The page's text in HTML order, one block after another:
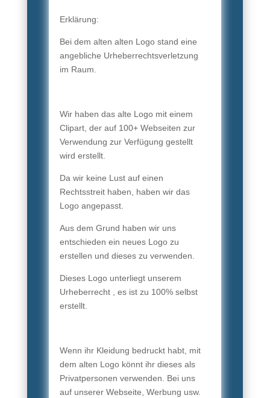
Erklärung:
Bei dem alten alten Logo stand eine
angebliche Urheberrechtsverletzung
im Raum.
Wir haben das alte Logo mit einem
Clipart, der auf 100+ Webseiten zur
Verwendung zur Verfügung gestellt
wird erstellt.
Da wir keine Lust auf einen
Rechtsstreit haben, haben wir das
Logo angepasst.
Aus dem Grund haben wir uns
entschieden ein neues Logo zu
erstellen und dieses zu verwenden.
Dieses Logo unterliegt unserem
Urheberrecht , es ist zu 100% selbst
erstellt.
Wenn ihr Kleidung bedruckt habt, mit
dem alten Logo könnt ihr dieses als
Privatpersonen verwenden. Bei uns
auf unserer Webseite, Werbung usw.